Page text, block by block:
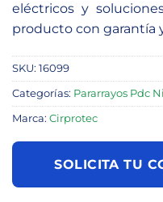
eléctricos y
producto con garantía
SKU: 16099
Categorías: Pararrayos Pdc
Marca: Cirprotec
SOLICITA TU